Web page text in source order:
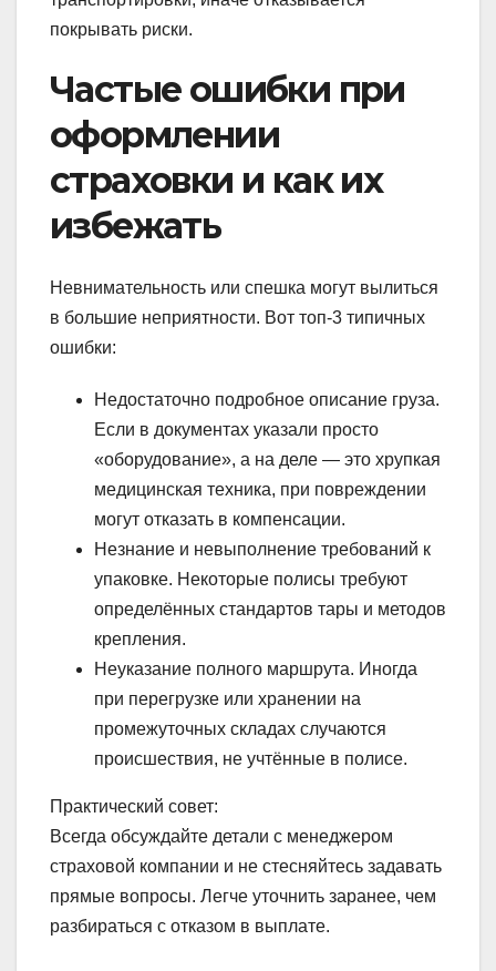
покрывать риски.
Частые ошибки при
оформлении
страховки и как их
избежать
Невнимательность или спешка могут вылиться
в большие неприятности. Вот топ-3 типичных
ошибки:
Недостаточно подробное описание груза.
Если в документах указали просто
«оборудование», а на деле — это хрупкая
медицинская техника, при повреждении
могут отказать в компенсации.
Незнание и невыполнение требований к
упаковке. Некоторые полисы требуют
определённых стандартов тары и методов
крепления.
Неуказание полного маршрута. Иногда
при перегрузке или хранении на
промежуточных складах случаются
происшествия, не учтённые в полисе.
Практический совет:
Всегда обсуждайте детали с менеджером
страховой компании и не стесняйтесь задавать
прямые вопросы. Легче уточнить заранее, чем
разбираться с отказом в выплате.